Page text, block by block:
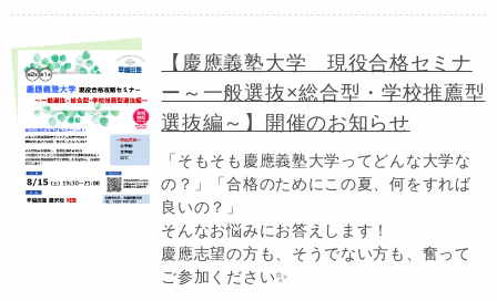
【慶應義塾大学 現役合格セミナ
ー～一般選抜×総合型・学校推薦型
選抜編～】開催のお知らせ
「そもそも慶應義塾大学ってどんな大学な
の？」「合格のためにこの夏、何をすれば
良いの？」
そんなお悩みにお答えします！
慶應志望の方も、そうでない方も、奮って
ご参加ください✨